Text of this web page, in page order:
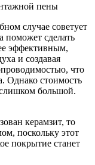
пены
случае советует
поможет сделать
эффективным,
и создавая
что
Однако стоимость
слишком большой.
керамзит, то
поскольку этот
покрытие станет